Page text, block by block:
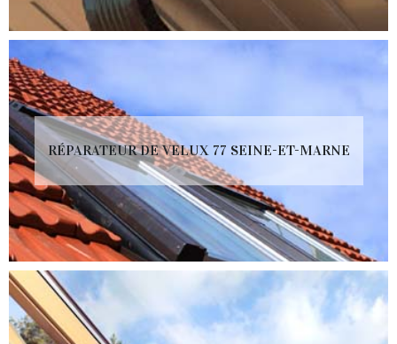
RÉPARATEUR DE VELUX 77 SEINE-ET-MARNE